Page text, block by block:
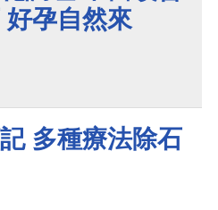
好孕自然來
多種療法除石